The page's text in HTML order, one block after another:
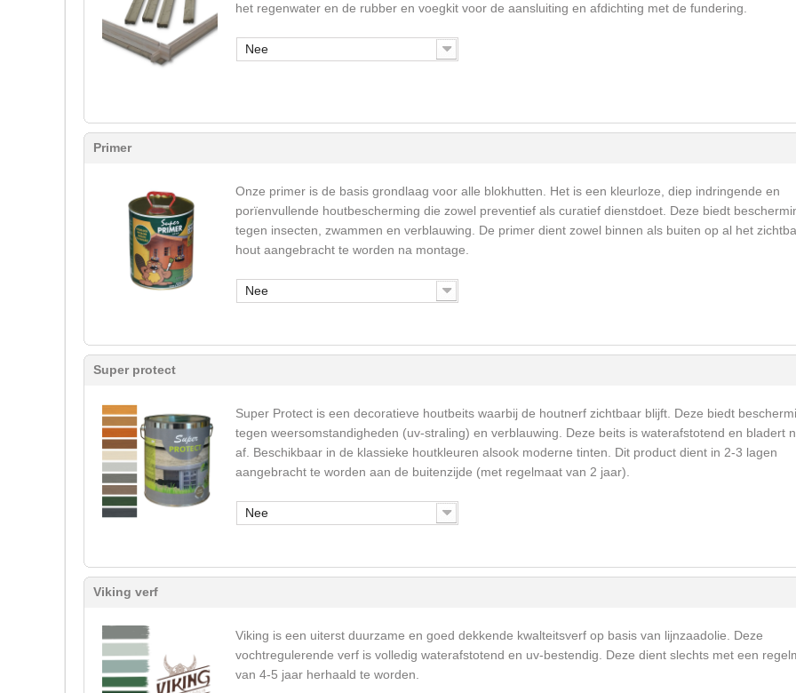
het regenwater en de rubber en voegkit voor de aansluiting en afdichting met de fundering.
Nee
Primer
Onze primer is de basis grondlaag voor alle blokhutten. Het is een kleurloze, diep indringende en
porïenvullende houtbescherming die zowel preventief als curatief dienstdoet. Deze biedt
tegen insecten, zwammen en verblauwing. De primer dient zowel binnen als buiten op al het
hout aangebracht te worden na montage.
Nee
Super protect
Super Protect is een decoratieve houtbeits waarbij de houtnerf zichtbaar blijft. Deze biedt
tegen weersomstandigheden (uv-straling) en verblauwing. Deze beits is waterafstotend en bladert
af. Beschikbaar in de klassieke houtkleuren alsook moderne tinten. Dit product dient in 2-3 lagen
aangebracht te worden aan de buitenzijde (met regelmaat van 2 jaar).
Nee
Viking verf
Viking is een uiterst duurzame en goed dekkende kwalteitsverf op basis van lijnzaadolie. Deze
vochtregulerende verf is volledig waterafstotend en uv-bestendig. Deze dient slechts met een
van 4-5 jaar herhaald te worden.